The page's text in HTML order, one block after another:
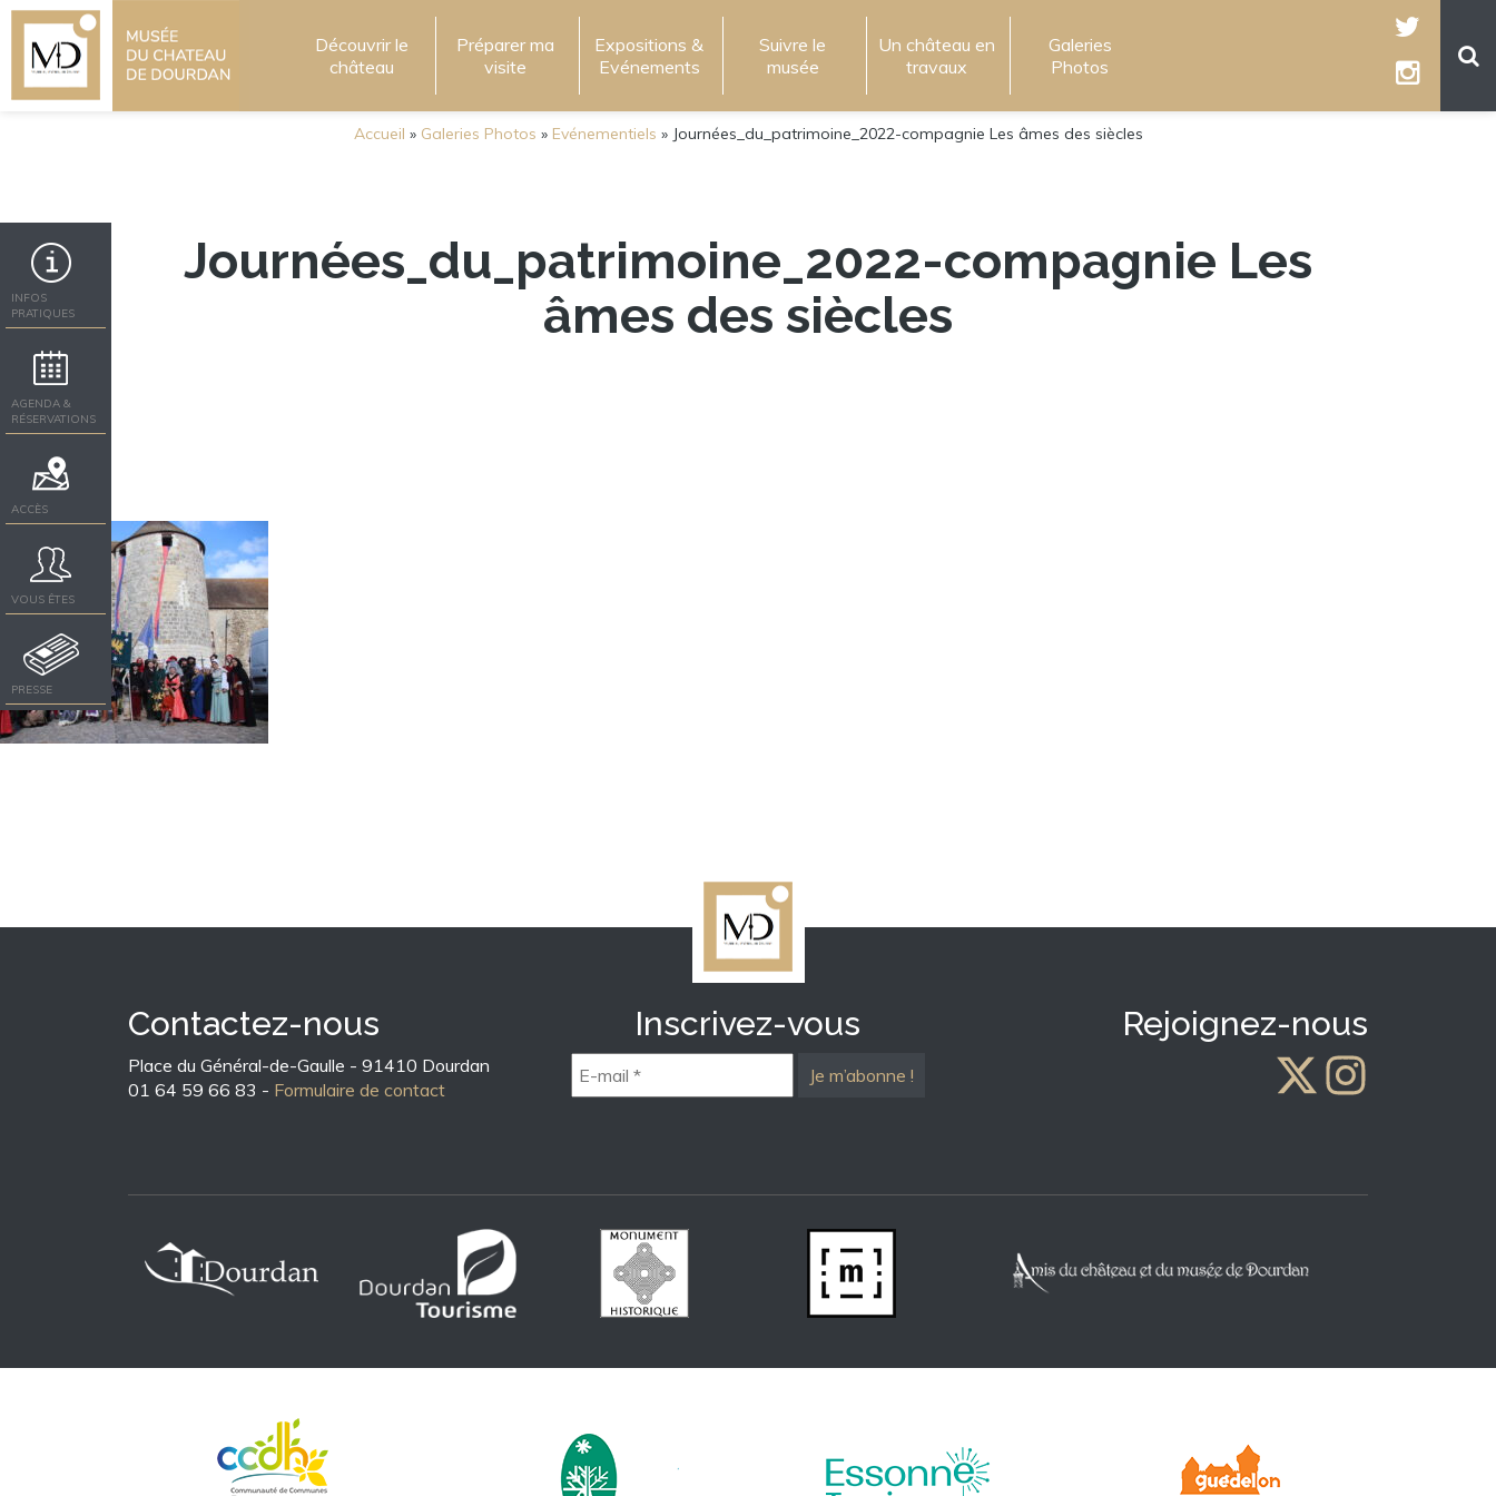
Découvrir le
château
Préparer ma
visite
Expositions &
Evénements
Suivre le
musée
Un château en
travaux
Galeries
Photos
INFOS
PRATIQUES
AGENDA &
RÉSERVATIONS
ACCÈS
VOUS ÊTES
PRESSE
Accueil » Galeries Photos » Evénementiels » Journées_du_patrimoine_2022-compagnie Les âmes des siècles
Journées_du_patrimoine_2022-compagnie Les
âmes des siècles
Contactez-nous
Place du Général-de-Gaulle - 91410 Dourdan
01 64 59 66 83 - Formulaire de contact
Inscrivez-vous Rejoignez-nous